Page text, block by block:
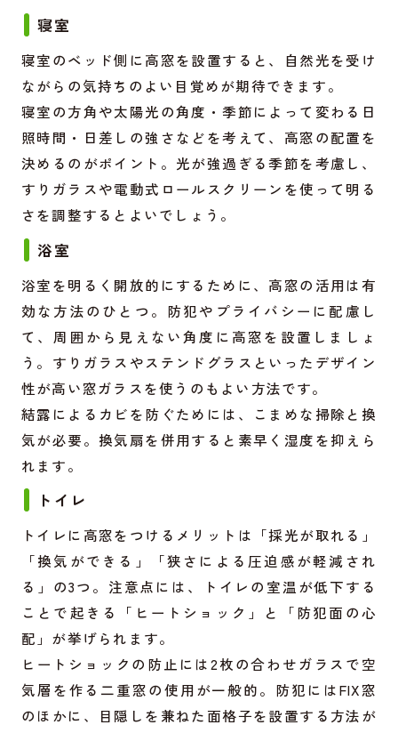
寝室
寝室のベッド側に高窓を設置すると、自然光を受け
ながらの気持ちのよい目覚めが期待できます。
寝室の方角や太陽光の角度・季節によって変わる日
照時間・日差しの強さなどを考えて、高窓の配置を
決めるのがポイント。光が強過ぎる季節を考慮し、
すりガラスや電動式ロールスクリーンを使って明る
さを調整するとよいでしょう。
浴室
浴室を明るく開放的にするために、高窓の活用は有
効な方法のひとつ。防犯やプライバシーに配慮し
て、周囲から見えない角度に高窓を設置しましょ
う。すりガラスやステンドグラスといったデザイン
性が高い窓ガラスを使うのもよい方法です。
結露によるカビを防ぐためには、こまめな掃除と換
気が必要。換気扇を併用すると素早く湿度を抑えら
れます。
トイレ
トイレに高窓をつけるメリットは「採光が取れる」
「換気ができる」「狭さによる圧迫感が軽減され
る」の3つ。注意点には、トイレの室温が低下する
ことで起きる「ヒートショック」と「防犯面の心
配」が挙げられます。
ヒートショックの防止には2枚の合わせガラスで空
気層を作る二重窓の使用が一般的。防犯にはFIX窓
のほかに、目隠しを兼ねた面格子を設置する方法が